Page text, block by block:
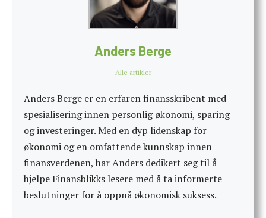
Anders Berge
Alle artikler
Anders Berge er en erfaren finansskribent med
spesialisering innen personlig økonomi, sparing
og investeringer. Med en dyp lidenskap for
økonomi og en omfattende kunnskap innen
finansverdenen, har Anders dedikert seg til å
hjelpe Finansblikks lesere med å ta informerte
beslutninger for å oppnå økonomisk suksess.